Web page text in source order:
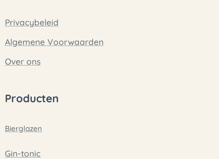
Privacybeleid
Algemene Voorwaarden
Over ons
Producten
Bierglazen
Gin-tonic